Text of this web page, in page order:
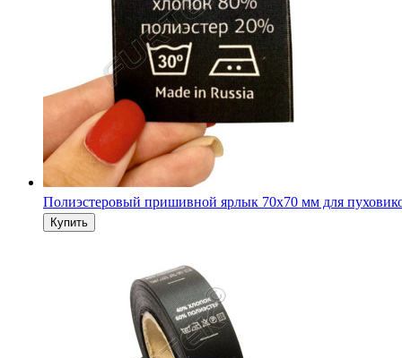
Полиэстеровый пришивной ярлык 70х70 мм для